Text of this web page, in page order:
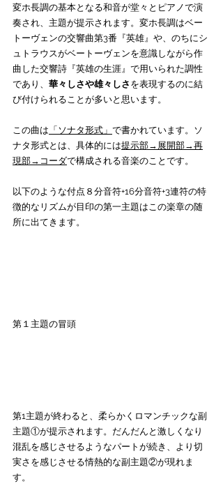
変ホ長調の基本となる和音が堂々とピアノで演
奏され、主題が提示されます。変ホ長調はベー
トーヴェンの交響曲第3番『英雄』や、のちにシ
ュトラウスがベートーヴェンを意識しながら作
曲した交響詩『英雄の生涯』で用いられた調性
であり、 華々しさや雄々しさ を表現するのに結
び付けられることが多いと思います。
この曲は 「ソナタ形式」 で書かれています。ソ
ナタ形式とは、具体的には提示部→展開部→再
現部→コーダで構成される音楽のことです。
以下のような付点８分音符+16分音符+3連符の特
徴的なリズムが目印の第一主題はこの楽章の随
所に出てきます。
第１主題の冒頭
第1主題が終わると、柔らかくロマンチックな副
主題①が提示されます。だんだんと激しくなり
混乱を感じさせるようなパートが続き、より切
実さを感じさせる情熱的な副主題②が現れま
す。